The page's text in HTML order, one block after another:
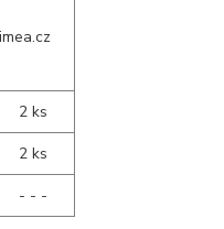
2 ks
2 ks
- - -